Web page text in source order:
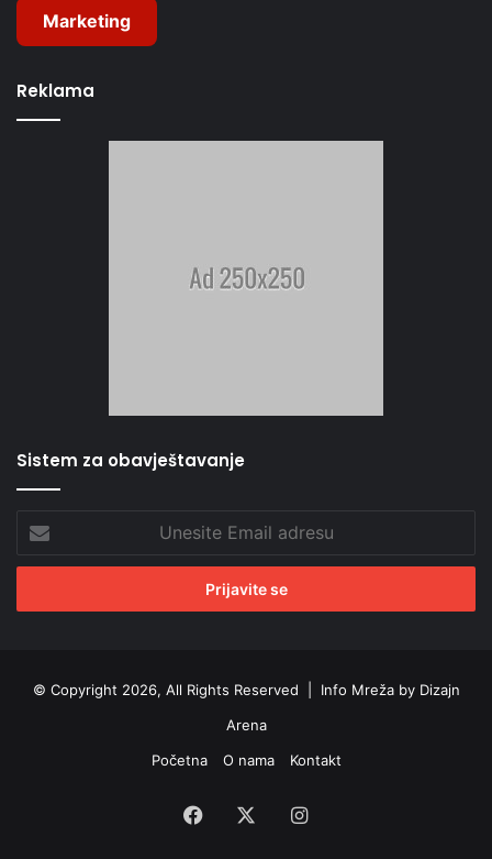
Marketing
Reklama
Sistem za obavještavanje
Email
adresu
© Copyright 2026, All Rights Reserved | Info Mreža by Dizajn
Arena
Početna
O nama Kontakt
Facebook Instagram